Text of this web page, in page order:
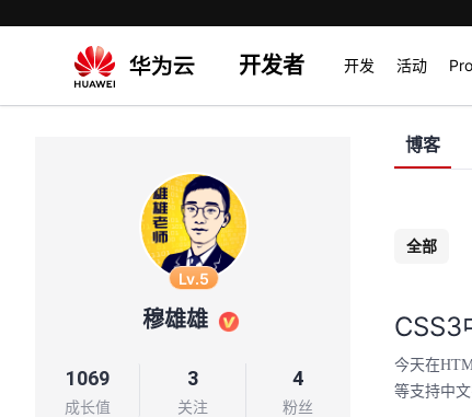
开发者 开发 活动
Lv.5
穆雄雄
1069
成长值
3
关注
4
粉丝
博客
全部
CSS3
今天在
等支持中